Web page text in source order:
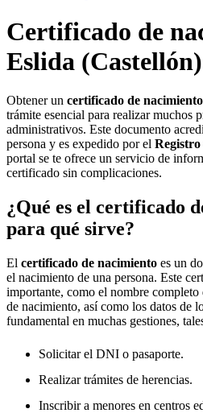
Certificado de
Eslida (Castellón)
Obtener un certificado de
trámite esencial para realizar muchos
administrativos. Este documento
persona y es expedido por el
portal se te ofrece un servicio de
certificado sin complicaciones.
¿Qué es el certificado
para qué sirve?
El certificado de nacimiento es un
el nacimiento de una persona. Este
importante, como el nombre
de nacimiento, así como los datos de
fundamental en muchas gestiones,
Solicitar el DNI o pasaporte.
Realizar trámites de herencias.
Inscribir a menores en centros